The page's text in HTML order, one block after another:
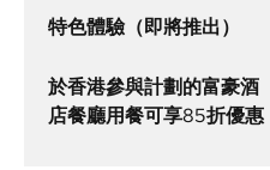
特色體驗（即將推出）
於香港參與計劃的富豪酒
店餐廳用餐可享85折優惠